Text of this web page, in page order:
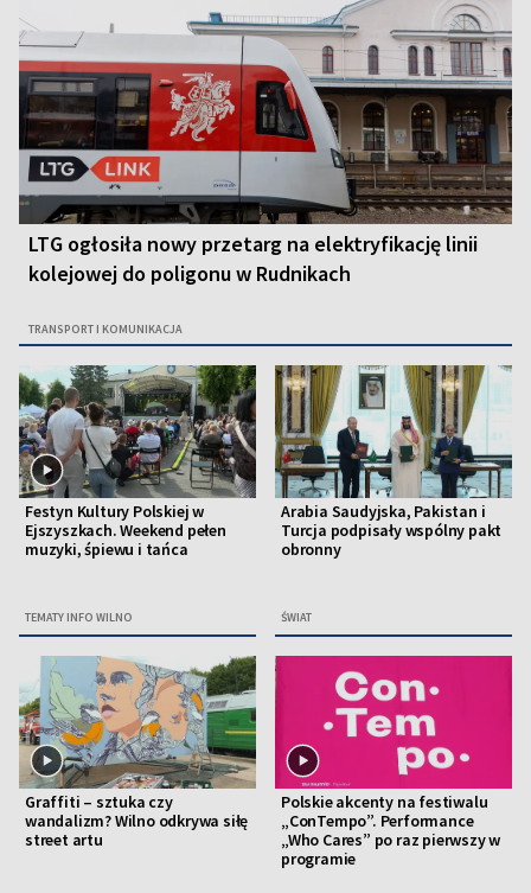
LTG ogłosiła nowy przetarg na elektryfikację linii
kolejowej do poligonu w Rudnikach
TRANSPORT I KOMUNIKACJA
Festyn Kultury Polskiej w
Ejszyszkach. Weekend pełen
muzyki, śpiewu i tańca
TEMATY INFO WILNO
Arabia Saudyjska, Pakistan i
Turcja podpisały wspólny pakt
obronny
ŚWIAT
Graffiti – sztuka czy
wandalizm? Wilno odkrywa siłę
street artu
Polskie akcenty na festiwalu
„ConTempo”. Performance
„Who Cares” po raz pierwszy w
programie